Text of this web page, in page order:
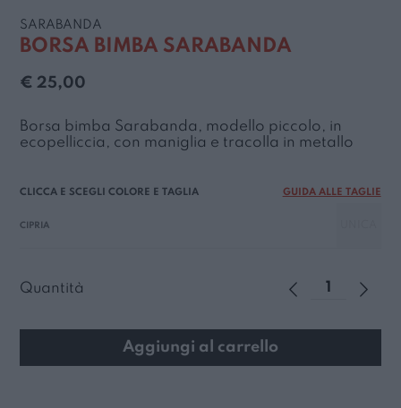
SARABANDA
BORSA BIMBA SARABANDA
€ 25,00
Borsa bimba Sarabanda, modello piccolo, in
ecopelliccia, con maniglia e tracolla in metallo
GUIDA ALLE TAGLIE
CIPRIA
Quantità
Aggiungi al carrello